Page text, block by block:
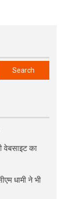
Search
वेबसाइट का
धामी ने भी